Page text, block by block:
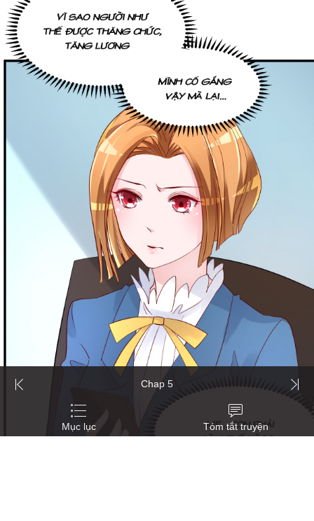
Chap 5
Mục lục Tóm tắt truyện